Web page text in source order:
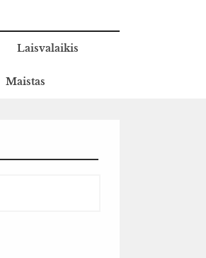
Laisvalaikis
Maistas